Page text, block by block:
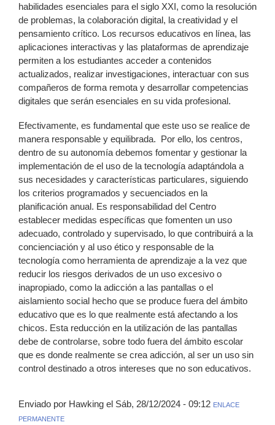
habilidades esenciales para el siglo XXI, como la resolución
de problemas, la colaboración digital, la creatividad y el
pensamiento crítico. Los recursos educativos en línea, las
aplicaciones interactivas y las plataformas de aprendizaje
permiten a los estudiantes acceder a contenidos
actualizados, realizar investigaciones, interactuar con sus
compañeros de forma remota y desarrollar competencias
digitales que serán esenciales en su vida profesional.
Efectivamente, es fundamental que este uso se realice de
manera responsable y equilibrada. Por ello, los centros,
dentro de su autonomía debemos fomentar y gestionar la
implementación de el uso de la tecnología adaptándola a
sus necesidades y características particulares, siguiendo
los criterios programados y secuenciados en la
planificación anual. Es responsabilidad del Centro
establecer medidas específicas que fomenten un uso
adecuado, controlado y supervisado, lo que contribuirá a la
concienciación y al uso ético y responsable de la
tecnología como herramienta de aprendizaje a la vez que
reducir los riesgos derivados de un uso excesivo o
inapropiado, como la adicción a las pantallas o el
aislamiento social hecho que se produce fuera del ámbito
educativo que es lo que realmente está afectando a los
chicos. Esta reducción en la utilización de las pantallas
debe de controlarse, sobre todo fuera del ámbito escolar
que es donde realmente se crea adicción, al ser un uso sin
control destinado a otros intereses que no son educativos.
Enviado por Hawking el Sáb, 28/12/2024 - 09:12 ENLACE
PERMANENTE